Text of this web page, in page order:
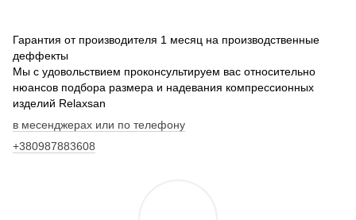
Гарантия от производителя 1 месяц на производственные
деффекты
Мы с удовольствием проконсультируем вас относительно
нюансов подбора размера и надевания компрессионных
изделий Relaxsan
в месенджерах или по телефону
+380987883608